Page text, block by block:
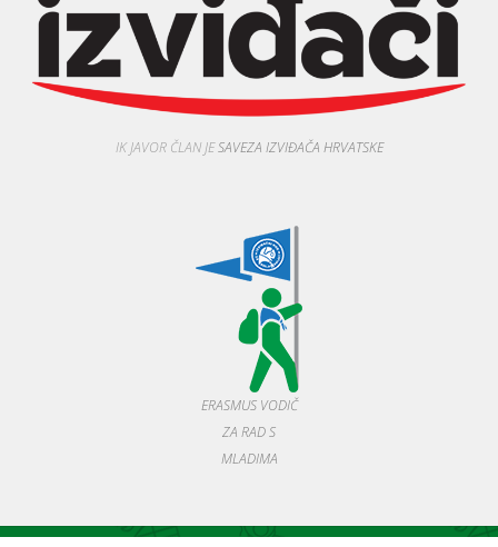
IK JAVOR ČLAN JESAVEZA IZVIĐAČA HRVATSKE
ERASMUS VODIČ
ZA RAD S
MLADIMA